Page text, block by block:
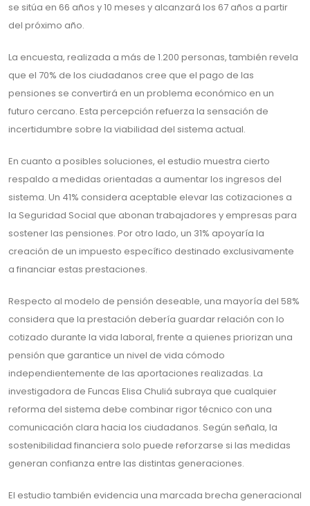
se sitúa en 66 años y 10 meses y alcanzará los 67 años a partir
del próximo año.
La encuesta, realizada a más de 1.200 personas, también revela
que el 70% de los ciudadanos cree que el pago de las
pensiones se convertirá en un problema económico en un
futuro cercano. Esta percepción refuerza la sensación de
incertidumbre sobre la viabilidad del sistema actual.
En cuanto a posibles soluciones, el estudio muestra cierto
respaldo a medidas orientadas a aumentar los ingresos del
sistema. Un 41% considera aceptable elevar las cotizaciones a
la Seguridad Social que abonan trabajadores y empresas para
sostener las pensiones. Por otro lado, un 31% apoyaría la
creación de un impuesto específico destinado exclusivamente
a financiar estas prestaciones.
Respecto al modelo de pensión deseable, una mayoría del 58%
considera que la prestación debería guardar relación con lo
cotizado durante la vida laboral, frente a quienes priorizan una
pensión que garantice un nivel de vida cómodo
independientemente de las aportaciones realizadas. La
investigadora de Funcas Elisa Chuliá subraya que cualquier
reforma del sistema debe combinar rigor técnico con una
comunicación clara hacia los ciudadanos. Según señala, la
sostenibilidad financiera solo puede reforzarse si las medidas
generan confianza entre las distintas generaciones.
El estudio también evidencia una marcada brecha generacional